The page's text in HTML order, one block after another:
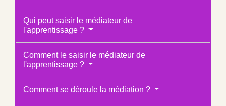
Qui peut saisir le médiateur de
l'apprentissage ?
Comment le saisir le médiateur de
l'apprentissage ?
Comment se déroule la médiation ?